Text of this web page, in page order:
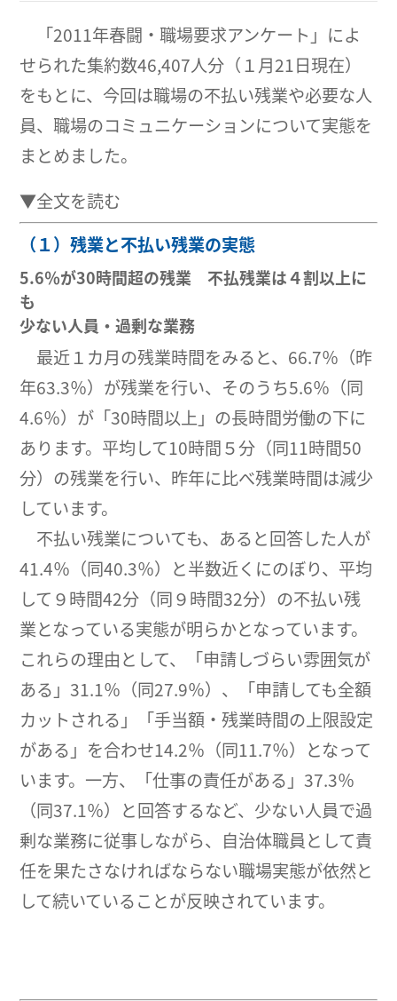
「2011年春闘・職場要求アンケート」によ
せられた集約数46,407人分（１月21日現在）
をもとに、今回は職場の不払い残業や必要な人
員、職場のコミュニケーションについて実態を
まとめました。
▼全文を読む
（１）残業と不払い残業の実態
5.6％が30時間超の残業 不払残業は４割以上に
も
少ない人員・過剰な業務
最近１カ月の残業時間をみると、66.7％（昨
年63.3％）が残業を行い、そのうち5.6％（同
4.6％）が「30時間以上」の長時間労働の下に
あります。平均して10時間５分（同11時間50
分）の残業を行い、昨年に比べ残業時間は減少
しています。
不払い残業についても、あると回答した人が
41.4％（同40.3％）と半数近くにのぼり、平均
して９時間42分（同９時間32分）の不払い残
業となっている実態が明らかとなっています。
これらの理由として、「申請しづらい雰囲気が
ある」31.1％（同27.9％）、「申請しても全額
カットされる」「手当額・残業時間の上限設定
がある」を合わせ14.2％（同11.7％）となって
います。一方、「仕事の責任がある」37.3％
（同37.1％）と回答するなど、少ない人員で過
剰な業務に従事しながら、自治体職員として責
任を果たさなければならない職場実態が依然と
して続いていることが反映されています。